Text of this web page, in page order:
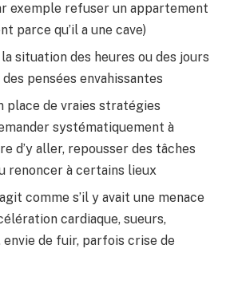
exemple refuser un appartement
parce qu’il a une cave)
situation des heures ou des jours
des pensées envahissantes
place de vraies stratégies
systématiquement à
d’y aller, repousser des tâches
renoncer à certains lieux
comme s’il y avait une menace
cardiaque, sueurs,
de fuir, parfois crise de